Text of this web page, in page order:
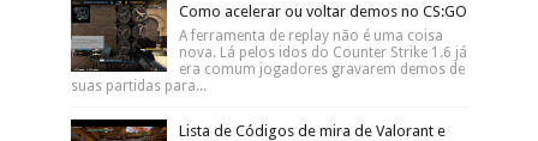
Como acelerar ou voltar demos no CS:GO
A ferramenta de replay não é uma coisa
nova. Lá pelos idos do Counter Strike 1.6 já
era comum jogadores gravarem demos de
suas partidas para...
Lista de Códigos de mira de Valorant e